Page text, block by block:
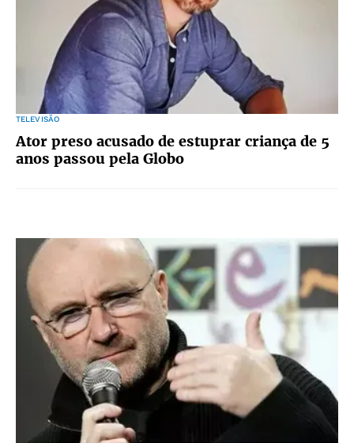
TELEVISÃO
Ator preso acusado de estuprar criança de 5
anos passou pela Globo